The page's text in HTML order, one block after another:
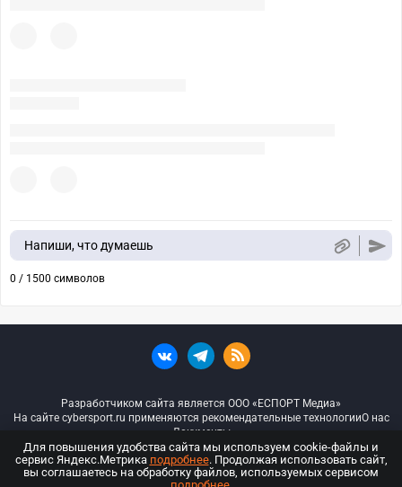
Напиши, что думаешь
0 / 1500 символов
Разработчиком сайта является ООО «ЕСПОРТ Медиа»
На сайте cybersport.ru применяются рекомендательные технологииО нас
Документы
© ООО «Киберспорт.ру» — Все права защищены
Для повышения удобства сайта мы используем cookie-файлы и
сервис Яндекс.Метрика подробнее. Продолжая использовать сайт,
вы соглашаетесь на обработку файлов, используемых сервисом